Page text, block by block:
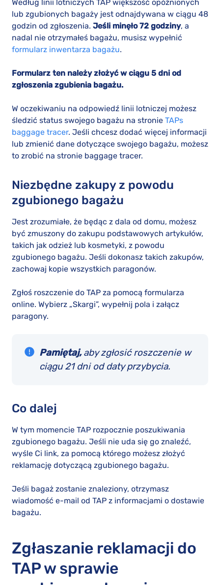
Według linii lotniczych TAP większość opóźnionych
lub zgubionych bagaży jest odnajdywana w ciągu 48
godzin od zgłoszenia. Jeśli minęło 72 godziny, a
nadal nie otrzymałeś bagażu, musisz wypełnić
formularz inwentarza bagażu.
Formularz ten należy złożyć w ciągu 5 dni od
zgłoszenia zgubienia bagażu.
W oczekiwaniu na odpowiedź linii lotniczej możesz
śledzić status swojego bagażu na stronie TAPs
baggage tracer. Jeśli chcesz dodać więcej informacji
lub zmienić dane dotyczące swojego bagażu, możesz
to zrobić na stronie baggage tracer.
Niezbędne zakupy z powodu
zgubionego bagażu
Jest zrozumiałe, że będąc z dala od domu, możesz
być zmuszony do zakupu podstawowych artykułów,
takich jak odzież lub kosmetyki, z powodu
zgubionego bagażu. Jeśli dokonasz takich zakupów,
zachowaj kopie wszystkich paragonów.
Zgłoś roszczenie do TAP za pomocą formularza
online. Wybierz „Skargi”, wypełnij pola i załącz
paragony.
Pamiętaj,aby zgłosić roszczenie w
ciągu 21 dni od daty przybycia.
Co dalej
W tym momencie TAP rozpocznie poszukiwania
zgubionego bagażu. Jeśli nie uda się go znaleźć,
wyśle Ci link, za pomocą którego możesz złożyć
reklamację dotyczącą zgubionego bagażu.
Jeśli bagaż zostanie znaleziony, otrzymasz
wiadomość e-mail od TAP z informacjami o dostawie
bagażu.
Zgłaszanie reklamacji do
TAP w sprawie